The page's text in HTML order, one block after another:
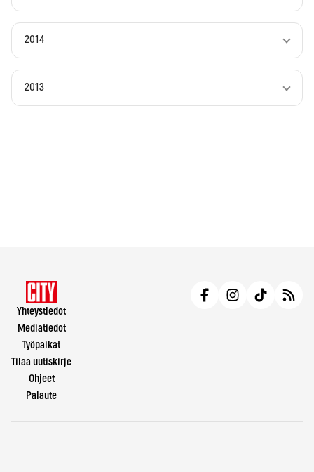
2014
2013
Yhteystiedot
Mediatiedot
Työpaikat
Tilaa uutiskirje
Ohjeet
Palaute